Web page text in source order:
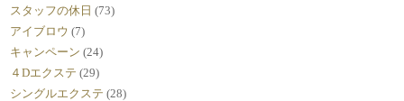
スタッフの休日 (73)
アイブロウ (7)
キャンペーン (24)
４Dエクステ (29)
シングルエクステ (28)